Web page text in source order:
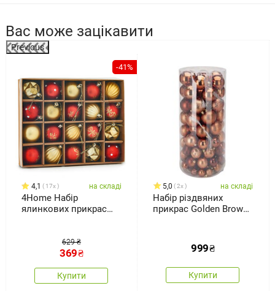
Вас може зацікавити
Previous
-41%
4,1 17x на складі
4Home Набір
ялинкових прикрас
629 ₴
369₴
Купити
5,0 2x на складі
Набір різдвяних
прикрас Golden Brown,
999₴
Купити